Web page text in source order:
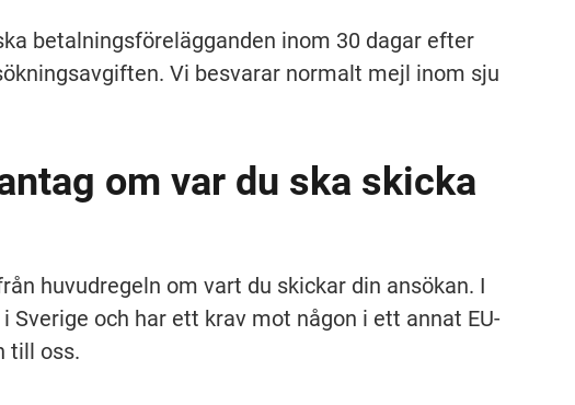
betalnings­förelägganden inom 30 dagar efter
Vi besvarar normalt mejl inom sju
om var du ska skicka
huvudregeln om vart du skickar din ansökan. I
Sverige och har ett krav mot någon i ett annat EU-
till oss.